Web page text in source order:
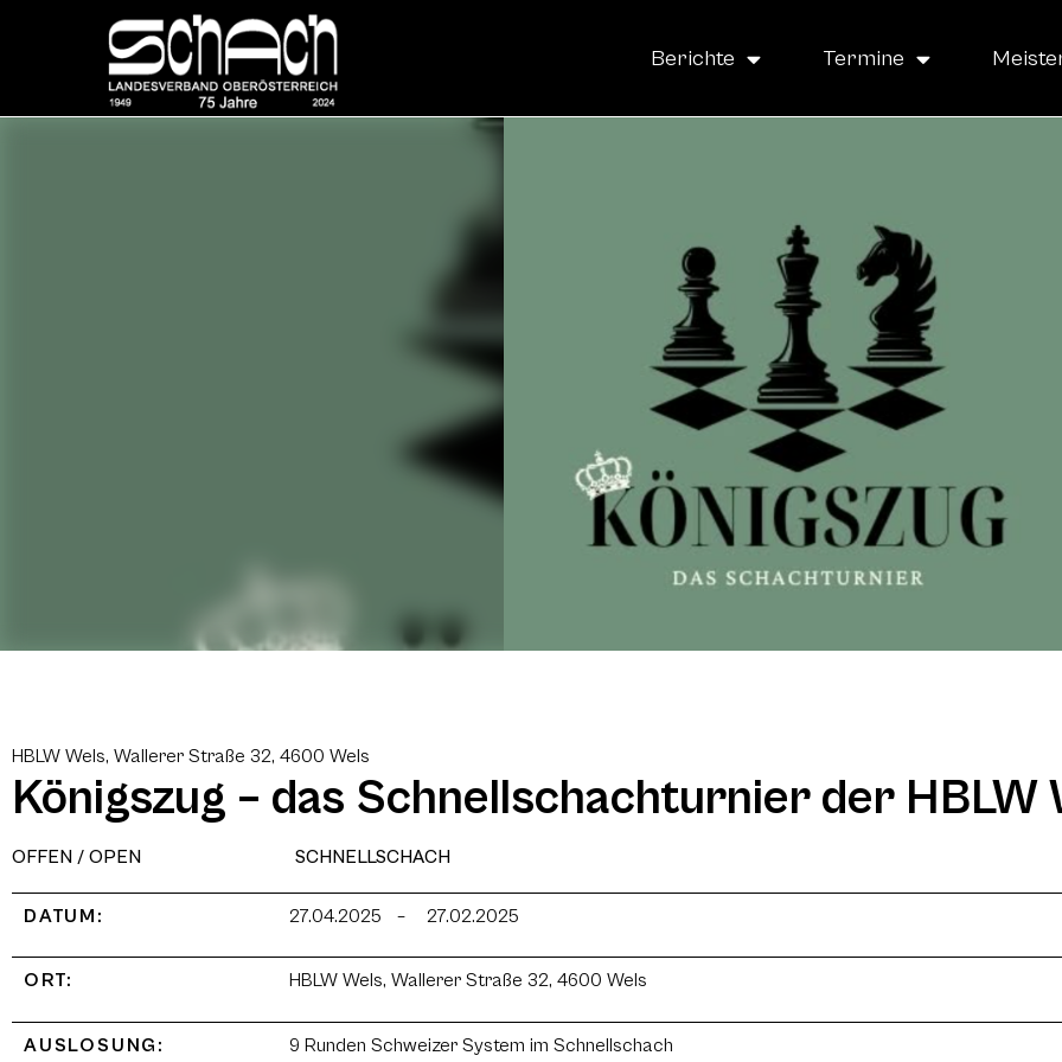
Berichte Termine
HBLW Wels, Wallerer Straße 32, 4600 Wels
Königszug – das Schnellschachturnier der HBLW
OFFEN / OPEN SCHNELLSCHACH
DATUM: 27.04.2025 – 27.02.2025
ORT: HBLW Wels, Wallerer Straße 32, 4600 Wels
AUSLOSUNG: 9 Runden Schweizer System im Schnellschach